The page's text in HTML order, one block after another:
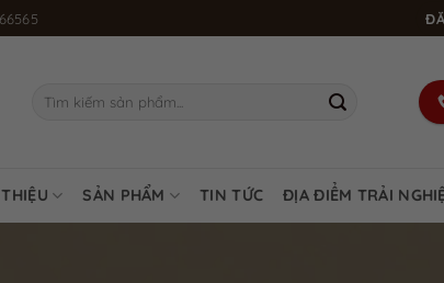
SẢN PHẨM TIN TỨC ĐỊA ĐIỂM TRẢI